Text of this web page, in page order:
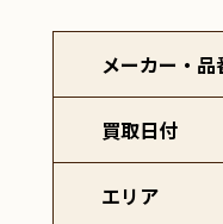
メーカー・品
買取日付
エリア